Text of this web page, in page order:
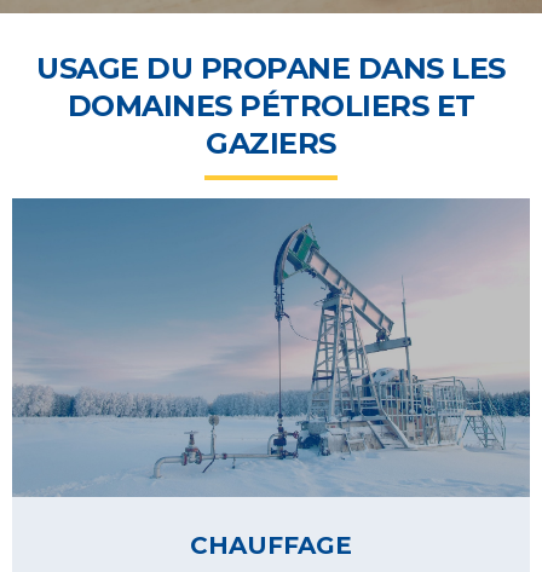
USAGE DU PROPANE DANS LES
DOMAINES PÉTROLIERS ET
GAZIERS
CHAUFFAGE